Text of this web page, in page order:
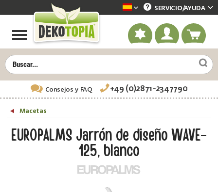
Dekotopia spanisch
SERVICIO/AYUDA
Consejos y FAQ +49 (0)2871-2347790
Macetas
EUROPALMS Jarrón de diseño WAVE-
125, blanco